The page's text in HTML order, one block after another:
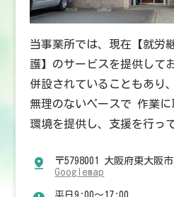
当事業所では、現在【就労
護】のサービスを提供して
併設されていることもあり
無理のないペースで 作業に
環境を提供し、支援を行っ
〒5798001 大阪府東大阪
Googlemap
平日9:00～17:00